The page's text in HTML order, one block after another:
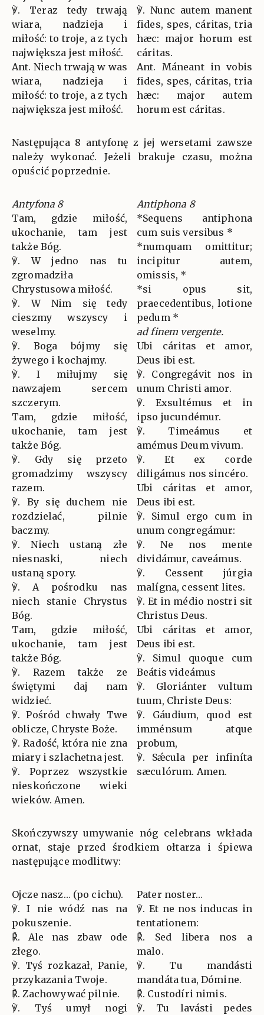
℣. Teraz tedy trwają
wiara, nadzieja i
miłość: to troje, a z tych
największa jest miłość.
Ant. Niech trwają w was
wiara, nadzieja i
miłość: to troje, a z tych
największa jest miłość.
℣. Nunc autem manent
fides, spes, cáritas, tria
hæc: major horum est
cáritas.
Ant. Máneant in vobis
fides, spes, cáritas, tria
hæc: major autem
horum est cáritas.
Następująca 8 antyfonę z jej wersetami zawsze
należy wykonać. Jeżeli brakuje czasu, można
opuścić poprzednie.
Antyfona 8
Tam, gdzie miłość,
ukochanie, tam jest
także Bóg.
℣. W jedno nas tu
zgromadziła
Chrystusowa miłość.
℣. W Nim się tedy
cieszmy wszyscy i
weselmy.
℣. Boga bójmy się
żywego i kochajmy.
℣. I miłujmy się
nawzajem sercem
szczerym.
Tam, gdzie miłość,
ukochanie, tam jest
także Bóg.
℣. Gdy się przeto
gromadzimy wszyscy
razem.
℣. By się duchem nie
rozdzielać, pilnie
baczmy.
℣. Niech ustaną złe
niesnaski, niech
ustaną spory.
℣. A pośrodku nas
niech stanie Chrystus
Bóg.
Tam, gdzie miłość,
ukochanie, tam jest
także Bóg.
℣. Razem także ze
świętymi daj nam
widzieć.
℣. Pośród chwały Twe
oblicze, Chryste Boże.
℣. Radość, która nie zna
miary i szlachetna jest.
℣. Poprzez wszystkie
nieskończone wieki
wieków. Amen.
Antiphona 8
*Sequens antiphona
cum suis versibus *
*numquam omittitur;
incipitur autem,
omissis, *
*si opus sit,
praecedentibus, lotione
pedum *
ad finem vergente.
Ubi cáritas et amor,
Deus ibi est.
℣. Congregávit nos in
unum Christi amor.
℣. Exsultémus et in
ipso jucundémur.
℣. Timeámus et
amémus Deum vivum.
℣. Et ex corde
diligámus nos sincéro.
Ubi cáritas et amor,
Deus ibi est.
℣. Simul ergo cum in
unum congregámur:
℣. Ne nos mente
dividámur, caveámus.
℣. Cessent júrgia
malígna, cessent lites.
℣. Et in médio nostri sit
Christus Deus.
Ubi cáritas et amor,
Deus ibi est.
℣. Simul quoque cum
Beátis videámus
℣. Gloriánter vultum
tuum, Christe Deus:
℣. Gáudium, quod est
imménsum atque
probum,
℣. Sǽcula per infiníta
sæculórum. Amen.
Skończywszy umywanie nóg celebrans wkłada
ornat, staje przed środkiem ołtarza i śpiewa
następujące modlitwy:
Ojcze nasz… (po cichu).
℣. I nie wódź nas na
pokuszenie.
℟. Ale nas zbaw ode
złego.
℣. Tyś rozkazał, Panie,
przykazania Twoje.
℟. Zachowywać pilnie.
℣. Tyś umył nogi
Pater noster…
℣. Et ne nos inducas in
tentationem:
℟. Sed libera nos a
malo.
℣. Tu mandásti
mandáta tua, Dómine.
℟. Custodíri nimis.
℣. Tu lavásti pedes